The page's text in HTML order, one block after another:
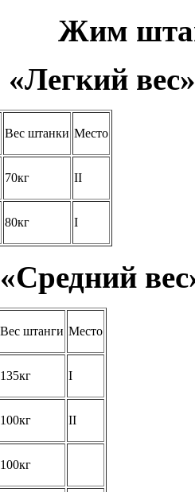
Жим
«Легкий
Вес штанки Место
70кг II
80кг I
«Средний
Вес штанги Место
135кг I
100кг II
100кг